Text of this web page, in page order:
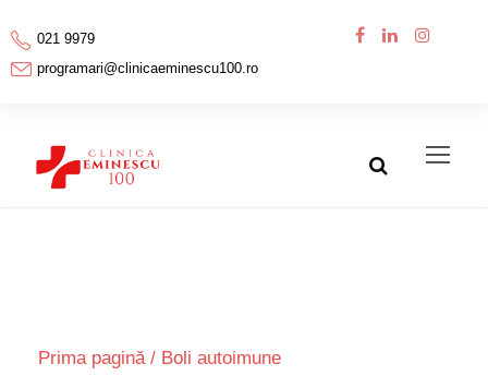
021 9979
programari@clinicaeminescu100.ro
Prima pagină/ Boli autoimune